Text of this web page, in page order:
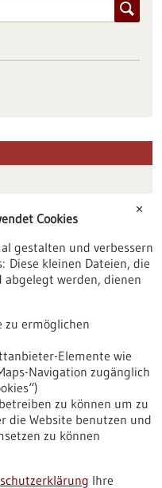
✕
Cookies
gestalten und verbessern
Diese kleinen Dateien, die
abgelegt werden, dienen
zu ermöglichen
Elemente wie
Navigation zugänglich
zu können um zu
die Website benutzen und
zu können
Ihre